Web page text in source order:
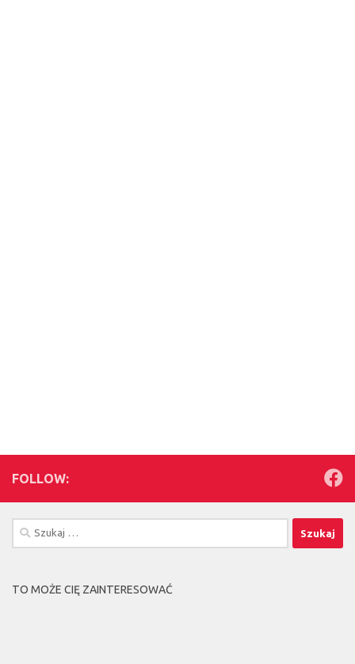
FOLLOW:
Szukaj:
TO MOŻE CIĘ ZAINTERESOWAĆ